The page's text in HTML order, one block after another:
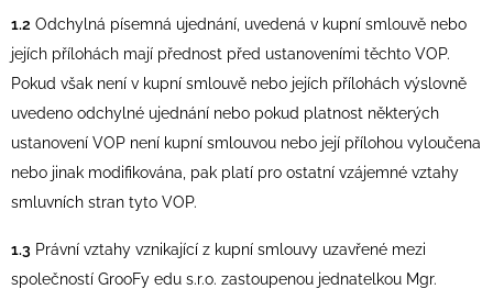
1.2 Odchylná písemná ujednání, uvedená v kupní smlouvě nebo
jejích přílohách mají přednost před ustanoveními těchto VOP.
Pokud však není v kupní smlouvě nebo jejích přílohách výslovně
uvedeno odchylné ujednání nebo pokud platnost některých
ustanovení VOP není kupní smlouvou nebo její přílohou vyloučena
nebo jinak modifikována, pak platí pro ostatní vzájemné vztahy
smluvních stran tyto VOP.
1.3 Právní vztahy vznikající z kupní smlouvy uzavřené mezi
společností GrooFy edu s.r.o. zastoupenou jednatelkou Mgr.